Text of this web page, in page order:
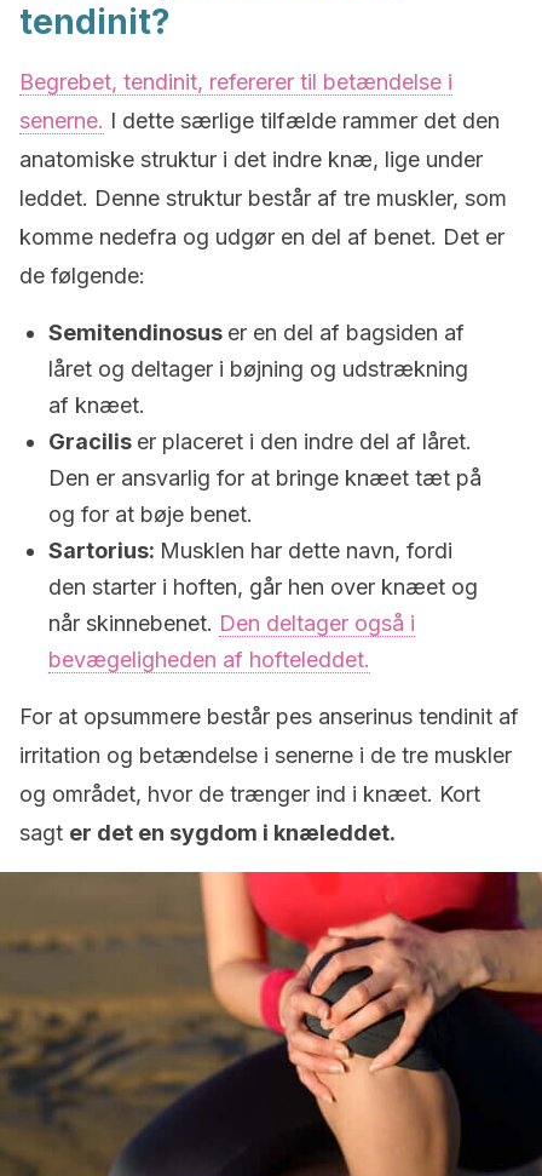
tendinit?
Begrebet, tendinit, refererer til betændelse i
senerne. I dette særlige tilfælde rammer det den
anatomiske struktur i det indre knæ, lige under
leddet. Denne struktur består af tre muskler, som
komme nedefra og udgør en del af benet. Det er
de følgende:
Semitendinosus er en del af bagsiden af
låret og deltager i bøjning og udstrækning
af knæet.
Gracilis er placeret i den indre del af låret.
Den er ansvarlig for at bringe knæet tæt på
og for at bøje benet.
Sartorius: Musklen har dette navn, fordi
den starter i hoften, går hen over knæet og
når skinnebenet. Den deltager også i
bevægeligheden af hofteleddet.
For at opsummere består pes anserinus tendinit af
irritation og betændelse i senerne i de tre muskler
og området, hvor de trænger ind i knæet. Kort
sagt er det en sygdom i knæleddet.